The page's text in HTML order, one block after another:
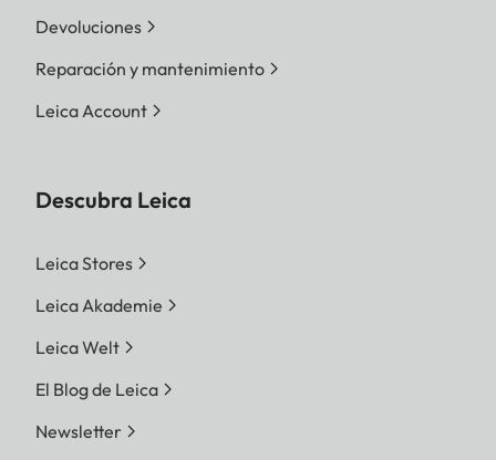
Devoluciones
Reparación y mantenimiento
Leica Account
Descubra Leica
Leica Stores
Leica Akademie
Leica Welt
El Blog de Leica
Newsletter